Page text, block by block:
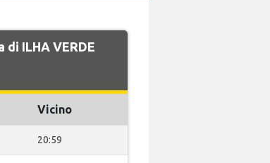
ILHA VERDE
Vicino
20:59